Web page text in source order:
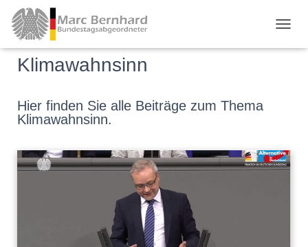
Klimawahnsinn
Hier finden Sie alle Beiträge zum Thema
Klimawahnsinn.